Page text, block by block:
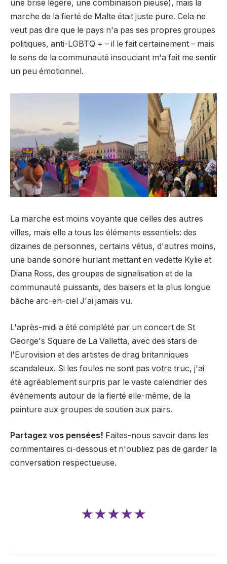
une brise légère, une combinaison pieuse), mais la
marche de la fierté de Malte était juste pure. Cela ne
veut pas dire que le pays n'a pas ses propres groupes
politiques, anti-LGBTQ + – il le fait certainement – mais
le sens de la communauté insouciant m'a fait me sentir
un peu émotionnel.
La marche est moins voyante que celles des autres
villes, mais elle a tous les éléments essentiels: des
dizaines de personnes, certains vêtus, d'autres moins,
une bande sonore hurlant mettant en vedette Kylie et
Diana Ross, des groupes de signalisation et de la
communauté puissants, des baisers et la plus longue
bâche arc-en-ciel J'ai jamais vu.
L'après-midi a été complété par un concert de St
George's Square de La Valletta, avec des stars de
l'Eurovision et des artistes de drag britanniques
scandaleux. Si les foules ne sont pas votre truc, j'ai
été agréablement surpris par le vaste calendrier des
événements autour de la fierté elle-même, de la
peinture aux groupes de soutien aux pairs.
Partagez vos pensées! Faites-nous savoir dans les
commentaires ci-dessous et n'oubliez pas de garder la
conversation respectueuse.
★★★★★